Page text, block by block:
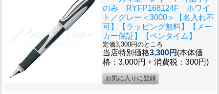
のみ RYFP168124F ホワイ
ト／グレー＜3000＞【名入れ不
可】【ラッピング無料】【メー
カー保証】【ペンタイム】
定価3,300円のところ
当店特別価格3,300円 (本体価
格：3,000円 + 消費税：300円)